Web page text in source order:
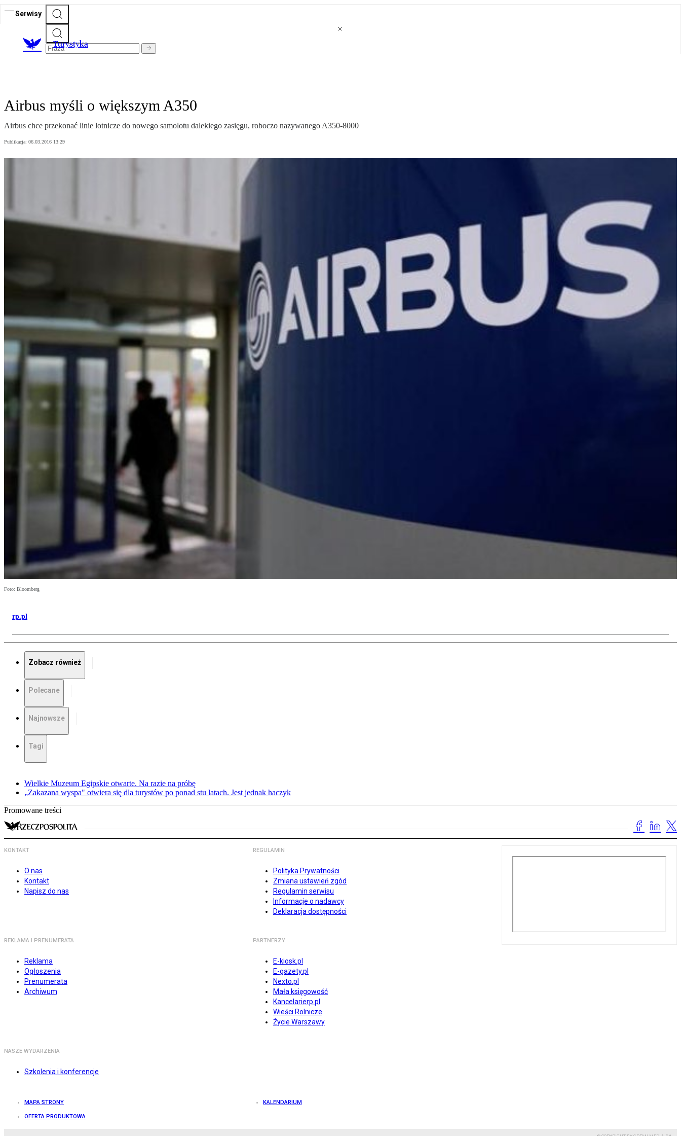
Serwisy
Turystyka
Airbus myśli o większym A350
Airbus chce przekonać linie lotnicze do nowego samolotu dalekiego zasięgu, roboczo nazywanego A350-8000
Publikacja: 06.03.2016 13:29
Foto: Bloomberg
rp.pl
Zobacz również
Polecane
Najnowsze
Tagi
Wielkie Muzeum Egipskie otwarte. Na razie na próbę
„Zakazana wyspa" otwiera się dla turystów po ponad stu latach. Jest jednak haczyk
Promowane treści
KONTAKT
O nas
Kontakt
Napisz do nas
REGULAMIN
Polityka Prywatności
Zmiana ustawień zgód
Regulamin serwisu
Informacje o nadawcy
Deklaracja dostępności
REKLAMA I PRENUMERATA
Reklama
Ogłoszenia
Prenumerata
Archiwum
PARTNERZY
E-kiosk.pl
E-gazety.pl
Nexto.pl
Mała księgowość
Kancelarierp.pl
Wieści Rolnicze
Życie Warszawy
NASZE WYDARZENIA
Szkolenia i konferencje
MAPA STRONY KALENDARIUM
OFERTA PRODUKTOWA